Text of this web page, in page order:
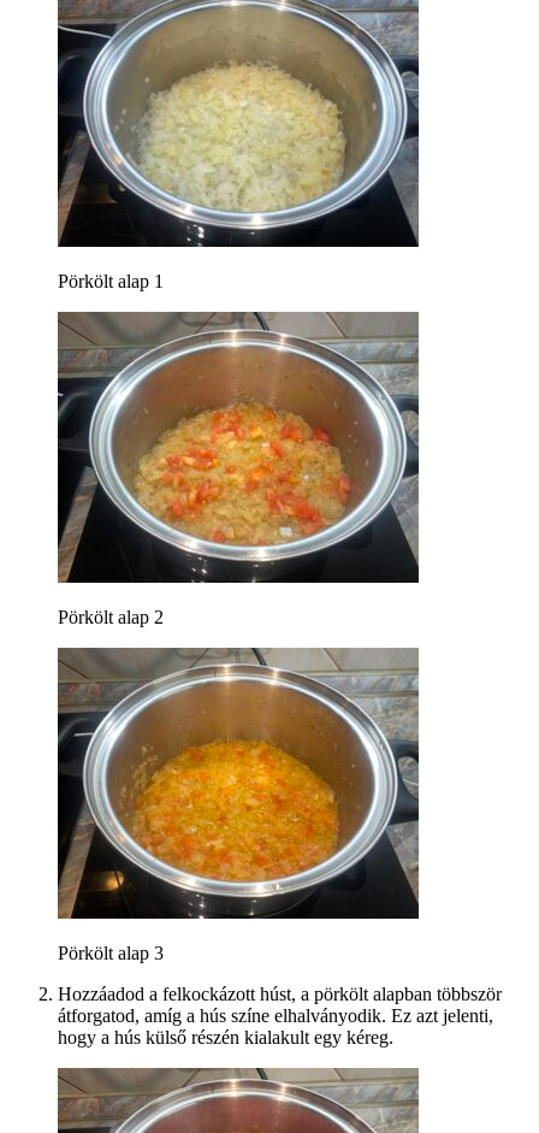
Pörkölt alap 1
Pörkölt alap 2
Pörkölt alap 3
Hozzáadod a felkockázott húst, a pörkölt alapban többször
átforgatod, amíg a hús színe elhalványodik. Ez azt jelenti,
hogy a hús külső részén kialakult egy kéreg.